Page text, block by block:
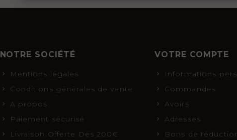
NOTRE SOCIÉTÉ
Mentions légales
Conditions générales de vente
A propos
Paiement sécurisé
Livraison Offerte Dés 200€
VOTRE COMPTE
Informations
Commandes
Avoirs
Adresses
Bons de